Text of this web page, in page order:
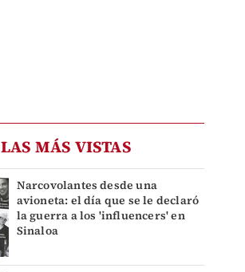
LAS MÁS VISTAS
Narcovolantes desde una
avioneta: el día que se le declaró
la guerra a los 'influencers' en
Sinaloa